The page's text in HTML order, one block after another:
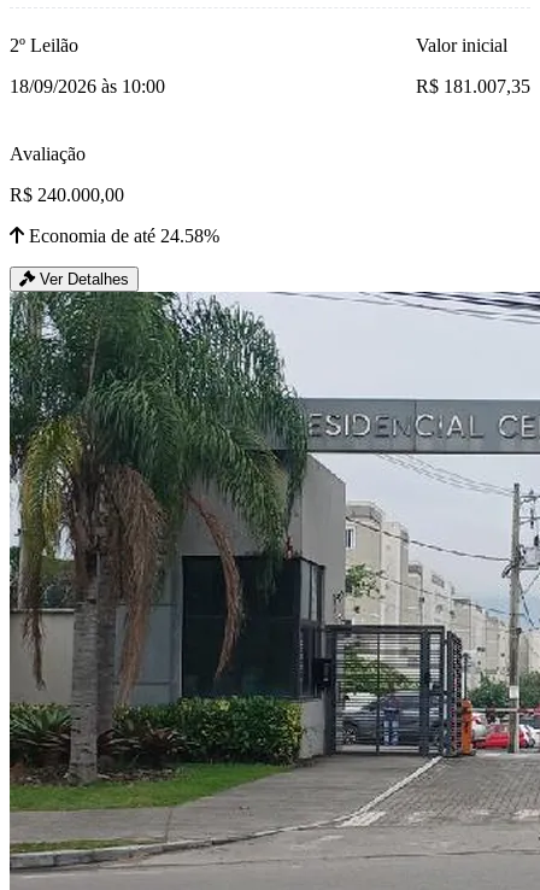
2º Leilão
18/09/2026 às 10:00
Valor inicial
R$ 181.007,35
Avaliação
R$ 240.000,00
Economia de até 24.58%
Ver Detalhes